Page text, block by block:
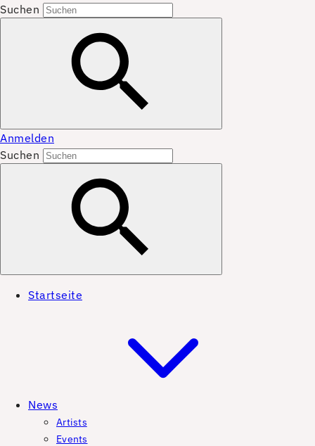
Suchen
Anmelden
Suchen
Startseite
News
Artists
Events